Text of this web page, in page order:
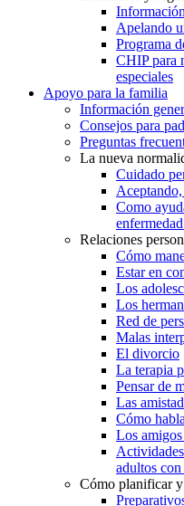
Apelando
Programa
CHIP para
especiales
Apoyo para la familia
Información
Consejos para
Preguntas
La nueva
Cuidado
Como
Relaciones
Cómo
Estar en
Los
Los
Red de
Malas
El divorcio
La terapia
Pensar de
Las
Cómo
Los
adultos con
Cómo planificar